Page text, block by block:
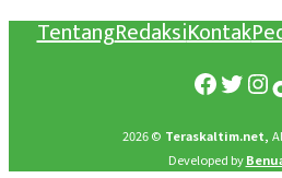
TentangRedaksiKontak
2026 © Teraskaltim.net,
Developed by